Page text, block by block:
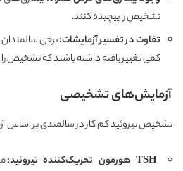
تشخیص را پیچیده کنند.
تفاوت در تفسیر آزمایشات:
کمی تغییر یافته داشته باشند که تشخیص
آزمایش‌های تشخیصی
تشخیص تیروئید کم کار در سالمندی بر اساس
TSH هورمون تحریک‌کننده تیروئید: